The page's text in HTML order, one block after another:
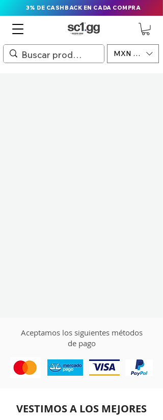
3% DE CASHBACK EN CADA COMPRA
MXN ($)
Aceptamos los siguientes métodos
de pago
VESTIMOS A LOS MEJORES